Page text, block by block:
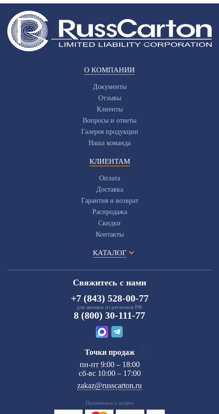
О КОМПАНИИ
Документы
Отзывы
Клиенты
Вопросы и ответы
Галерея продукции
Наша команда
КЛИЕНТАМ
Оплата
Доставка
Гарантия и возврат
Распродажа
Скидки
Контакты
КАТАЛОГ
Свяжитесь с нами
+7 (843) 528-00-77
для звонков из регионов РФ
8 (800) 30-111-77
Точки продаж
пн-пт 9:00 – 18:00
сб-вс 10:00 – 17:00
zakaz@russcarton.ru
Принимаем к оплате